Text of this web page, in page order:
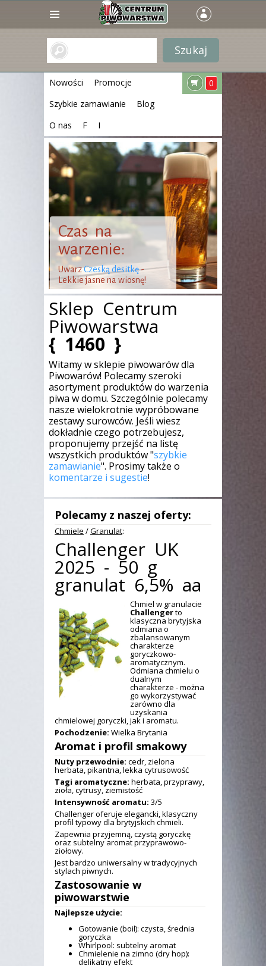
Nowości
Promocje
Szybkie zamawianie
Blog
O nas
F I
0
Czas na
warzenie:
UwarzCzeską desitkę-
Lekkie jasne na wiosnę!
Sklep Centrum
Piwowarstwa
{ 1460 }
Witamy w sklepie piwowarów dla
Piwowarów! Polecamy szeroki
asortyment produktów do warzenia
piwa w domu. Szczególnie polecamy
nasze wielokrotnie wypróbowane
zestawy surowców. Jeśli wiesz
dokładnie czego potrzebujesz,
proponujemy przejść na listę
wszystkich produktów "szybkie
zamawianie". Prosimy także o
komentarze i sugestie!
Polecamy z naszej oferty:
Chmiele /Granulat:
Challenger UK
2025 - 50 g
granulat 6,5% aa
Chmiel w granulacie
Challengerto
klasyczna brytyjska
odmiana o
zbalansowanym
charakterze
goryczkowo-
aromatycznym.
Odmiana chmielu o
dualnym
charakterze - można
go wykorzystywać
zarówno dla
uzyskania
chmielowej goryczki, jak i aromatu.
Pochodzenie: Wielka Brytania
Aromat i profil smakowy
Nuty przewodnie: cedr, zielona
herbata, pikantna, lekka cytrusowość
Tagi aromatyczne: herbata, przyprawy,
zioła, cytrusy, ziemistość
Intensywność aromatu: 3/5
Challenger oferuje elegancki, klasyczny
profil typowy dla brytyjskich chmieli.
Zapewnia przyjemną, czystą goryczkę
oraz subtelny aromat przyprawowo-
ziołowy.
Jest bardzo uniwersalny w tradycyjnych
stylach piwnych.
Zastosowanie w
piwowarstwie
Najlepsze użycie:
Gotowanie (boil): czysta, średnia
goryczka
Whirlpool: subtelny aromat
Chmielenie na zimno (dry hop):
delikatny efekt